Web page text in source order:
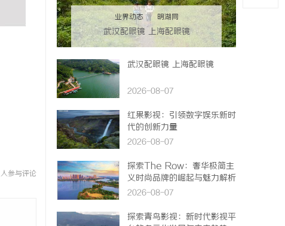
人参与评论
业界动态 | 明湖网
武汉配眼镜 上海配眼镜
武汉配眼镜 上海配眼镜
2026-08-07
红果影视：引领数字娱乐新时
代的创新力量
2026-08-07
探索The Row：奢华极简主
义时尚品牌的崛起与魅力解析
2026-08-07
探索青鸟影视：新时代影视平